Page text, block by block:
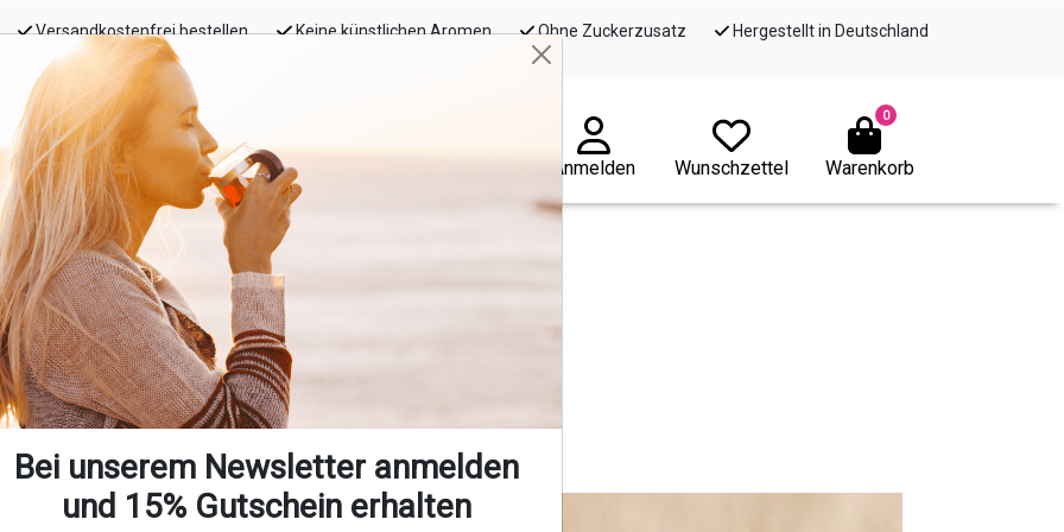
Versandkostenfrei bestellen Keine künstlichen Aromen Ohne Zuckerzusatz Hergestellt in Deutschland
Honig Tee Magazin
Office TeaCare
Anmelden Wunschzettel
0
Warenkorb
Tee-Neuheiten
Bei unserem Newsletter anmelden
und 15% Gutschein erhalten